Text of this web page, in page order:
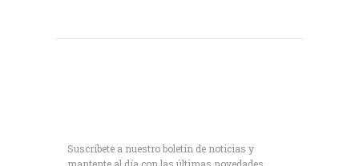
Suscríbete a nuestro boletín de noticias y